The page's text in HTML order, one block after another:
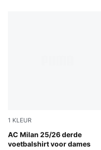
1 KLEUR
AC Milan 25/26 derde
voetbalshirt voor dames
Sunny Yellow-Dark Myrtle